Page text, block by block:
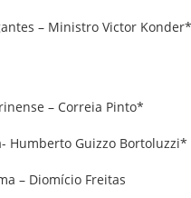
– Ministro Victor Konder*
– Correia Pinto*
Humberto Guizzo Bortoluzzi*
– Diomício Freitas